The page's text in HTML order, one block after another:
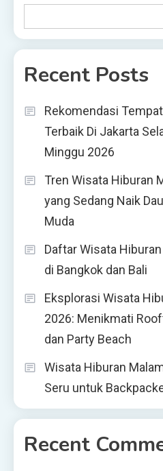
Recent Posts
Rekomendasi
Terbaik Di Jakarta
Minggu 2026
Tren Wisata Hiburan
yang Sedang Naik
Muda
Daftar Wisata
di Bangkok dan Bali
Eksplorasi Wisata
2026: Menikmati
dan Party Beach
Wisata Hiburan
Seru untuk
Recent